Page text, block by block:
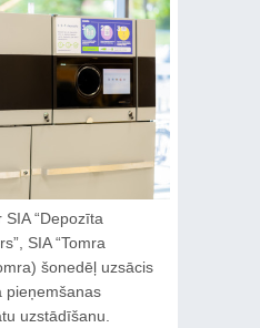
“Depozīta
SIA “Tomra
šonedēļ uzsācis
pieņemšanas
uzstādīšanu.